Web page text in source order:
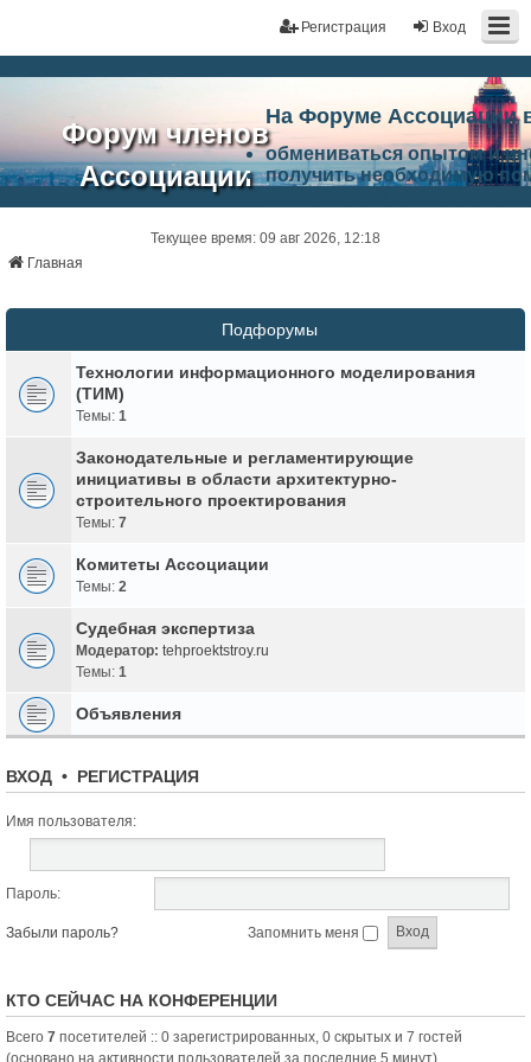
Вход
Регистрация
Форум членов
Ассоциации
"Проектный
портал"
На Форуме Ассоциации
обмениваться опытом и
получить необходимую
Ассоциации по проблемам
Ассоциации и успехам в
Ассоциации.
Текущее время: 09 авг 2026, 12:18
Главная
Подфорумы
Технологии информационного моделирования
(ТИМ)
Темы: 1
Законодательные и регламентирующие
инициативы в области архитектурно-
строительного проектирования
Темы: 7
Комитеты Ассоциации
Темы: 2
Судебная экспертиза
Модератор: tehproektstroy.ru
Темы: 1
Объявления
ВХОД • РЕГИСТРАЦИЯ
Имя пользователя:
Пароль:
Забыли пароль? Запомнить меня
КТО СЕЙЧАС НА КОНФЕРЕНЦИИ
Всего 7 посетителей :: 0 зарегистрированных, 0 скрытых и 7 гостей
(основано на активности пользователей за последние 5 минут)